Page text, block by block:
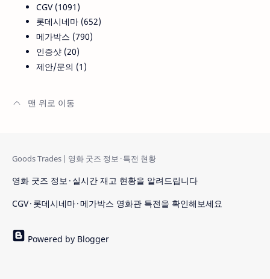
CGV 1091
롯데시네마 652
메가박스 790
인증샷 20
제안/문의
1
영화 굿즈 정보 · 실시간 재고 현황을 알려드립니다
CGV · 롯데시네마 · 메가박스 영화관 특전을 확인해보세요
Powered by Blogger